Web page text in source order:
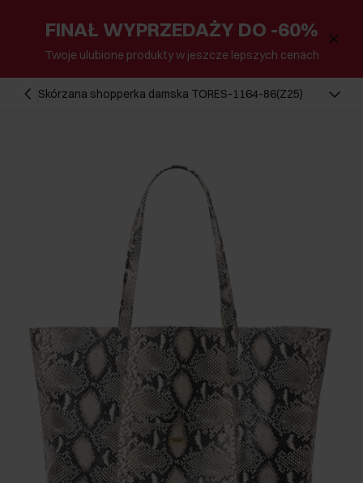
FINAŁ WYPRZEDAŻY DO -60%
Twoje ulubione produkty w jeszcze lepszych cenach
Skórzana shopperka damska TORES-1164-86(Z25)